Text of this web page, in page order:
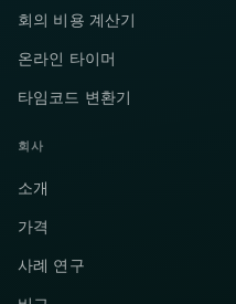
회의 비용 계산기
온라인 타이머
타임코드 변환기
회사
소개
가격
사례 연구